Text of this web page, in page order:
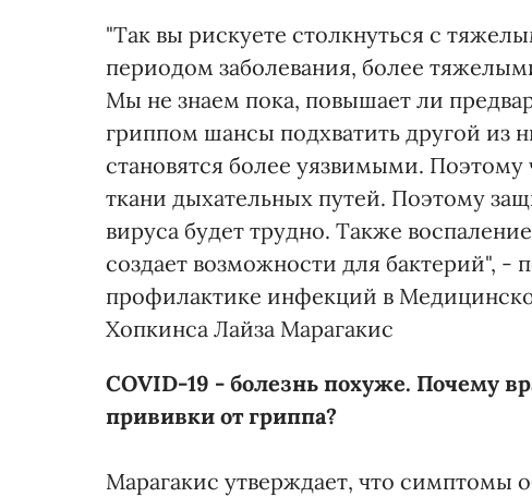
"Так вы рискуете столкнуться с
периодом заболевания, более
Мы не знаем пока, повышает ли
гриппом шансы подхватить другой из
становятся более уязвимыми.
ткани дыхательных путей. Поэтому
вируса будет трудно. Также
создает возможности для бактерий", -
профилактике инфекций в
Хопкинса Лайза Марагакис
COVID-19 - болезнь похуже. Почему
прививки от гриппа?
Марагакис утверждает, что симптомы